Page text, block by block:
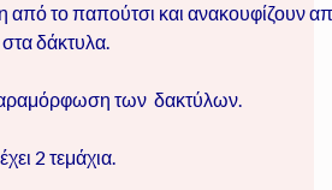
από το παπούτσι και ανακουφίζουν
δάκτυλα.
των δακτύλων.
2 τεμάχια.